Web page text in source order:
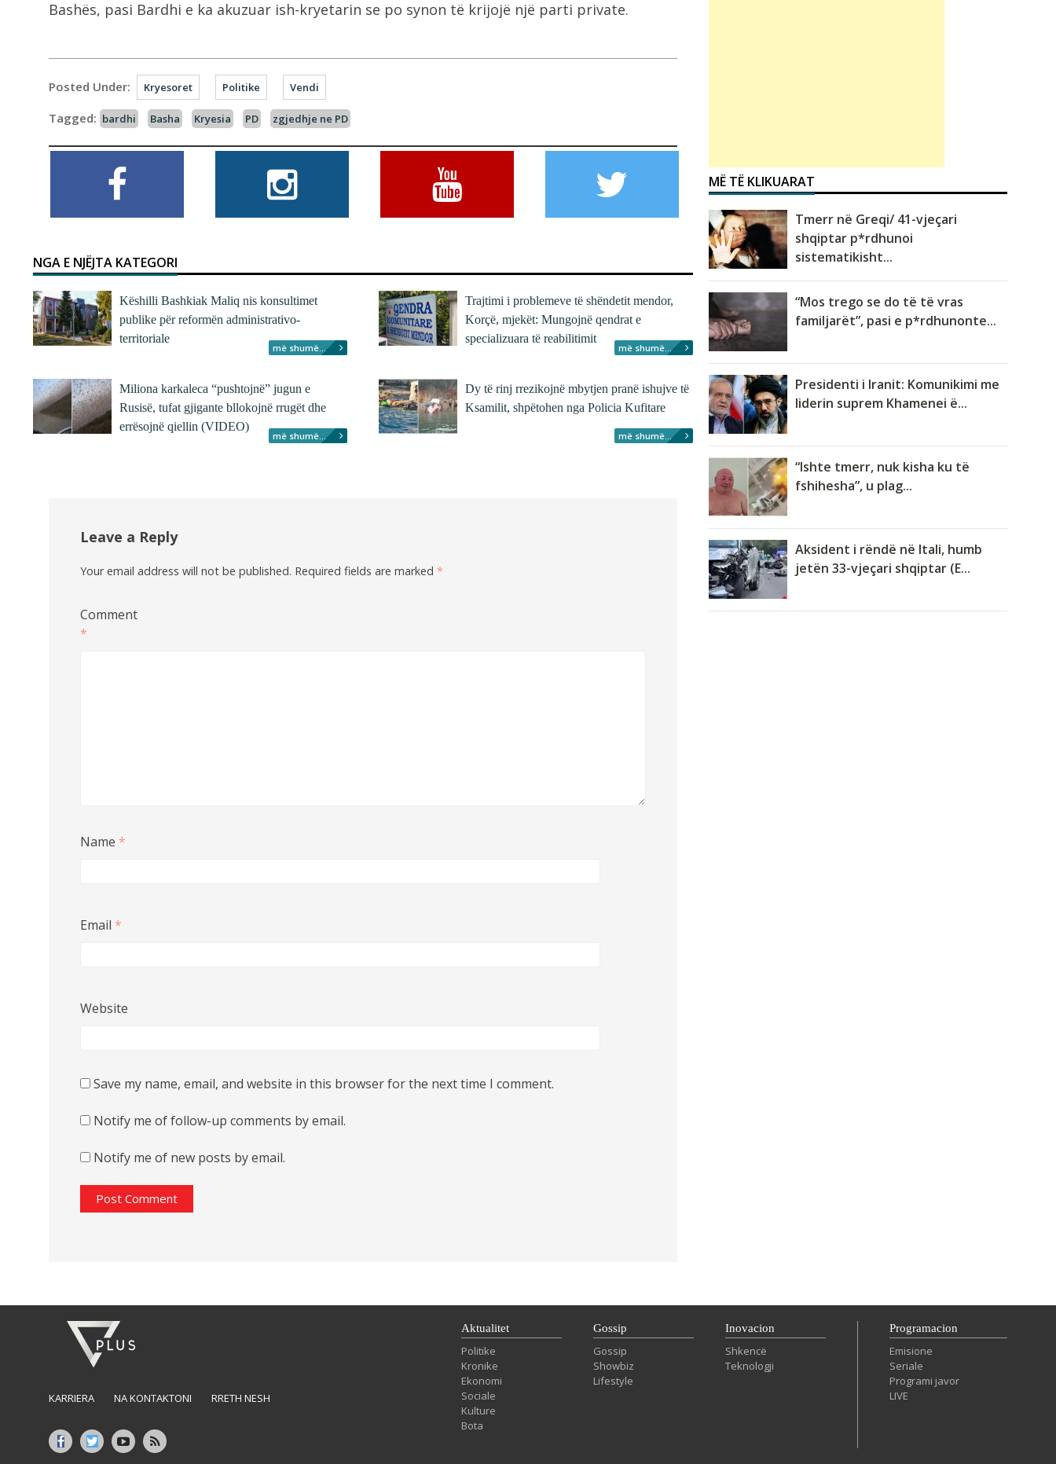
Bashës, pasi Bardhi e ka akuzuar ish-kryetarin se po synon të krijojë një parti private.
Posted Under: Kryesoret Politike Vendi
Tagged: bardhi Basha Kryesia PD zgjedhje ne PD
NGA E NJËJTA KATEGORI
Këshilli Bashkiak Maliq nis konsultimet
publike për reformën administrativo-
territoriale
më shumë...
Trajtimi i problemeve të shëndetit mendor,
Korçë, mjekët: Mungojnë qendrat e
specializuara të reabilitimit
më shumë...
Miliona karkaleca “pushtojnë” jugun e
Rusisë, tufat gjigante bllokojnë rrugët dhe
errësojnë qiellin (VIDEO)
më shumë...
Dy të rinj rrezikojnë mbytjen pranë ishujve të
Ksamilit, shpëtohen nga Policia Kufitare
më shumë...
Leave a Reply
Your email address will not be published. Required fields are marked *
Comment
*
Name *
Email *
Website
Save my name, email, and website in this browser for the next time I comment.
Notify me of follow-up comments by email.
Notify me of new posts by email.
MË TË KLIKUARAT
Tmerr në Greqi/ 41-vjeçari
shqiptar p*rdhunoi
sistematikisht...
“Mos trego se do të të vras
familjarët”, pasi e p*rdhunonte...
Presidenti i Iranit: Komunikimi me
liderin suprem Khamenei ë...
“Ishte tmerr, nuk kisha ku të
fshihesha”, u plag...
Aksident i rëndë në Itali, humb
jetën 33-vjeçari shqiptar (E...
KARRIERA NA KONTAKTONI RRETH NESH
Aktualitet
Politike
Kronike
Ekonomi
Sociale
Kulture
Bota
Gossip
Gossip
Showbiz
Lifestyle
Inovacion
Shkencë
Teknologji
Programacion
Emisione
Seriale
Programi javor
LIVE